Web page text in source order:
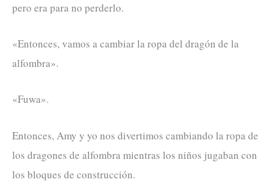
pero era para no perderlo.
«Entonces, vamos a cambiar la ropa del dragón de la
alfombra».
«Fuwa».
Entonces, Amy y yo nos divertimos cambiando la ropa de
los dragones de alfombra mientras los niños jugaban con
los bloques de construcción.